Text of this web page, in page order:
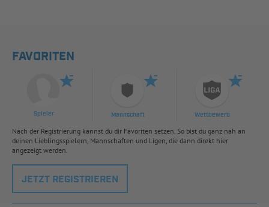
FAVORITEN
Spieler Mannschaft Wettbewerb
Nach der Registrierung kannst du dir Favoriten setzen. So bist du ganz nah an
deinen Lieblingsspielern, Mannschaften und Ligen, die dann direkt hier
angezeigt werden.
JETZT REGISTRIEREN